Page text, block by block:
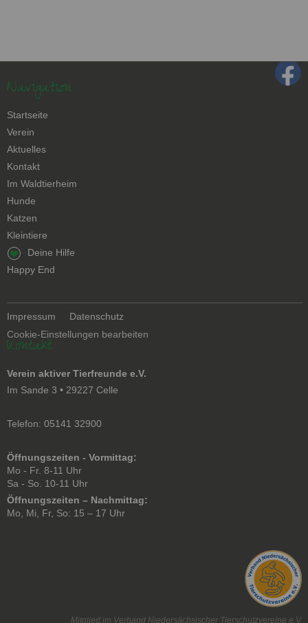
Navigation
Navigation
überspringen
Startseite
Verein
Aktuelles
Kontakt
Navigation
überspringen
Im Waldtierheim
Hunde
Katzen
Kleintiere
Navigation
überspringen
Deine Hilfe
Happy End
Navigation
überspringen
Impressum
Datenschutz
Cookie-Einstellungen bearbeiten
Kontakt
Verein aktiver Tierfreunde e.V.
Im Sande 3 • 29227 Celle
Telefon: 05141 32900
Öffnungszeiten - Vormittag:
Mo - Fr. 8-11 Uhr
Sa - So. 10-11 Uhr
Öffnungszeiten – Nachmittag:
Mo, Mi, Fr, So: 15 – 17 Uhr
Mitglied im Verband Niedersächsischer Tierschutzvereine e.V.